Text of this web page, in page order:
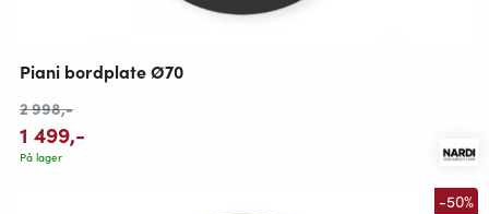
Piani bordplate Ø70
2 998,-
1 499,-
På lager
-50%